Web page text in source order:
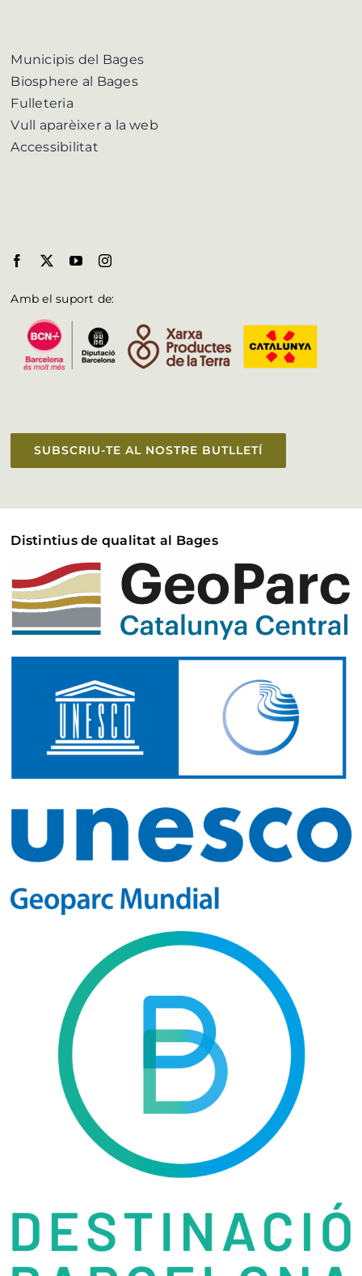
Municipis del Bages
Biosphere al Bages
Fulleteria
Vull aparèixer a la web
Accessibilitat
Amb el suport de:
SUBSCRIU-TE AL NOSTRE BUTLLETÍ
Distintius de qualitat al Bages